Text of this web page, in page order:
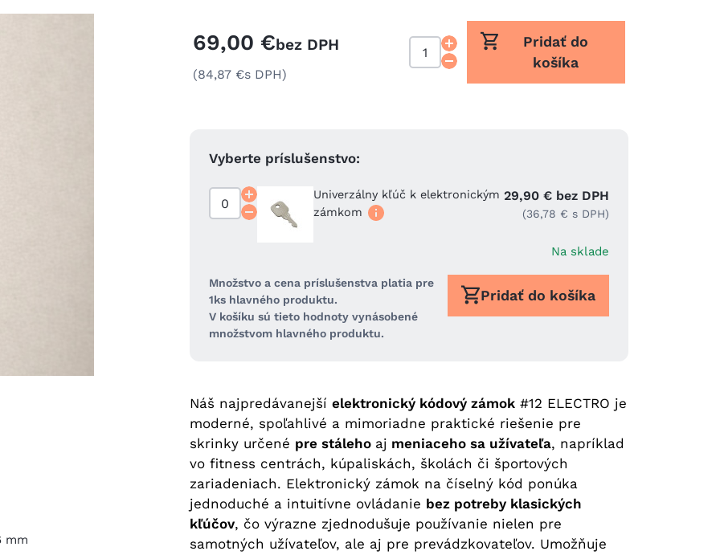
mm
69,00 €bez DPH
(84,87 €s DPH)
Pridať do
košíka
Vyberte príslušenstvo:
Univerzálny kľúč k elektronickým
zámkom
29,90 € bez DPH
(36,78 € s DPH)
Na sklade
Množstvo a cena príslušenstva platia pre
1ks hlavného produktu.
V košíku sú tieto hodnoty vynásobené
množstvom hlavného produktu.
Pridať do košíka
Náš najpredávanejší elektronický kódový zámok#12 ELECTRO je
moderné, spoľahlivé a mimoriadne praktické riešenie pre
skrinky určené pre stáleho aj meniaceho sa užívateľa, napríklad
vo fitness centrách, kúpaliskách, školách či športových
zariadeniach. Elektronický zámok na číselný kód ponúka
jednoduché a intuitívne ovládanie bez potreby klasických
kľúčov, čo výrazne zjednodušuje používanie nielen pre
samotných užívateľov, ale aj pre prevádzkovateľov. Umožňuje